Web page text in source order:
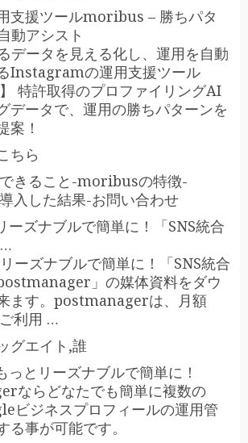
支援ツールmoribus – 勝ちパタ
動アシスト
データを見える化し、運用を自動
Instagramの運用支援ツール
特許取得のプロファイリングAI
データで、運用の勝ちパターンを
案！
ちら
きること-moribusの特徴-
入した結果-お問い合わせ
ーズナブルで簡単に！「SNS統合
ーズナブルで簡単に！「SNS統合
」の媒体資料をダウ
ます。postmanagerは、月額
利用 …
グエイト,誰
っとリーズナブルで簡単に！
ならどなたでも簡単に複数の
ビジネスプロフィールの運用管
る事が可能です。